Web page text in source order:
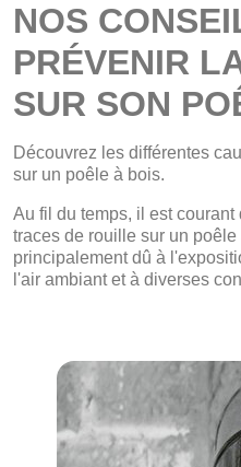
NOS
PRÉVENIR
SUR SON
Découvrez les différentes
sur un poêle à bois.
Au fil du temps, il est
traces de rouille sur un
principalement dû à
l'air ambiant et à diverses